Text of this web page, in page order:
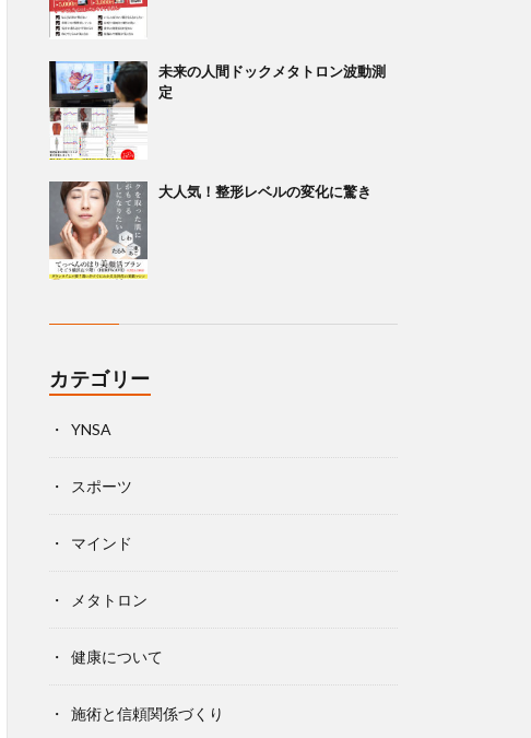
未来の人間ドックメタトロン波動測
定
大人気！整形レベルの変化に驚き
カテゴリー
YNSA
スポーツ
マインド
メタトロン
健康について
施術と信頼関係づくり